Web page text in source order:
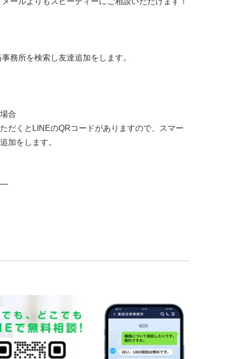
務所を検索し友達追加をします。
合
だくとLINEのQRコードがありますので、スマー
加をします。